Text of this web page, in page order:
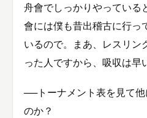
舟會でしっかりやっている
會には僕も昔出稽古に行っ
いるので。まあ、レスリン
った人ですから、吸収は早
──トーナメント表を見て
のか？